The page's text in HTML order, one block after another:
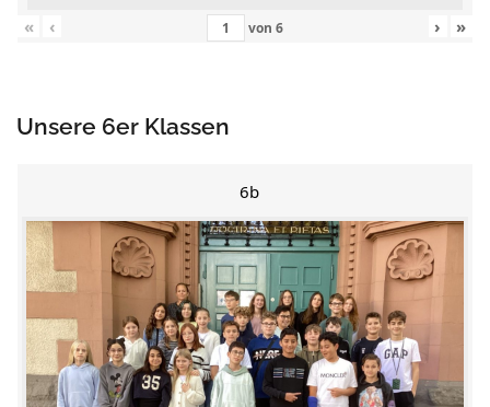
«
‹ von 6 › »
Unsere 6er Klassen
6b